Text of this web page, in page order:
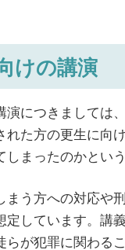
けの講演
につきましては
た方の更生に向
まったのかとい
う方への対応や
しています。講
が犯罪に関わる